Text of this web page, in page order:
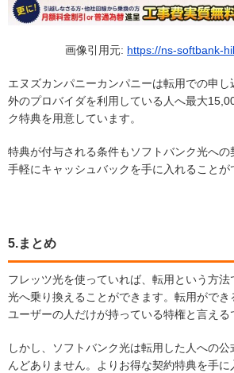
画像引用元: https://ns-softbank-
エヌズカンパニーカンパニーは転用での申し
外のプロバイダを利用している人へ最大
ク特典を用意しています。
特典が付与される条件もソフトバンク光への
手軽にキャッシュバックを手に入れることが
5.まとめ
フレッツ光を使っていれば、転用という方法
光へ乗り換えることができます。転用がで
ユーザーの人だけが持っている特権と言える
しかし、ソフトバンク光は転用した人への公
んどありません。よりお得な契約特典を手に